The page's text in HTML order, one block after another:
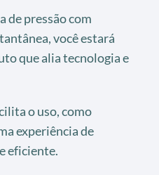
de pressão com
você estará
que alia tecnologia e
o uso, como
experiência de
eficiente.